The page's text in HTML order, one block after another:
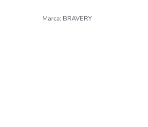
Marca: BRAVERY